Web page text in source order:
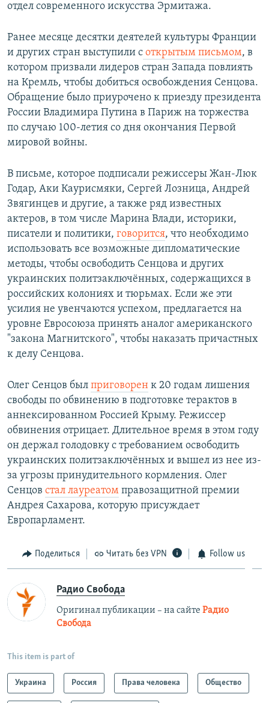
отдел современного искусства Эрмитажа.
Ранее месяце десятки деятелей культуры Франции
и других стран выступили с открытым письмом, в
котором призвали лидеров стран Запада повлиять
на Кремль, чтобы добиться освобождения Сенцова.
Обращение было приурочено к приезду президента
России Владимира Путина в Париж на торжества
по случаю 100-летия со дня окончания Первой
мировой войны.
В письме, которое подписали режиссеры Жан-Люк
Годар, Аки Каурисмяки, Сергей Лозница, Андрей
Звягинцев и другие, а также ряд известных
актеров, в том числе Марина Влади, историки,
писатели и политики, говорится, что необходимо
использовать все возможные дипломатические
методы, чтобы освободить Сенцова и других
украинских политзаключённых, содержащихся в
российских колониях и тюрьмах. Если же эти
усилия не увенчаются успехом, предлагается на
уровне Евросоюза принять аналог американского
"закона Магнитского", чтобы наказать причастных
к делу Сенцова.
Олег Сенцов был приговорен к 20 годам лишения
свободы по обвинению в подготовке терактов в
аннексированном Россией Крыму. Режиссер
обвинения отрицает. Длительное время в этом году
он держал голодовку с требованием освободить
украинских политзаключённых и вышел из нее из-
за угрозы принудительного кормления. Олег
Сенцов стал лауреатом правозащитной премии
Андрея Сахарова, которую присуждает
Европарламент.
Поделиться Читать без VPN Follow us
Радио Свобода
Оригинал публикации – на сайте Радио
Свобода
This item is part of
Украина Россия Права человека Общество